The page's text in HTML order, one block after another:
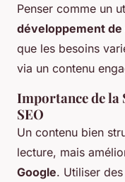
Penser comme un
développement
que les besoins
via un contenu
Importance de
SEO
Un contenu bien
lecture, mais
Google. Utiliser des